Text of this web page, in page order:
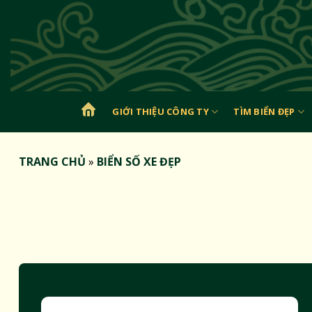
nội
dung
TRANGGIỚI THIỆU CÔNG TY TÌM BIỂN ĐẸP
TRANG CHỦ » BIỂN SỐ XE ĐẸP